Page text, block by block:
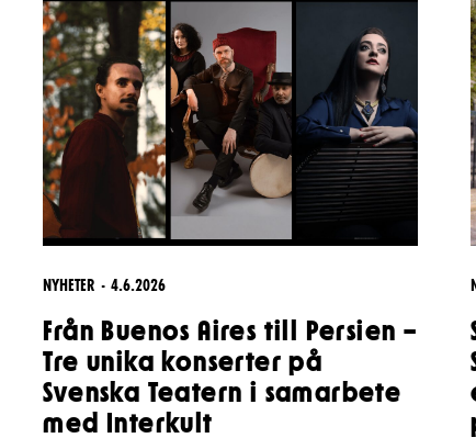
NYHETER 4.6.2026
Från Buenos Aires till Persien –
Tre unika konserter på
Svenska Teatern i samarbete
med Interkult